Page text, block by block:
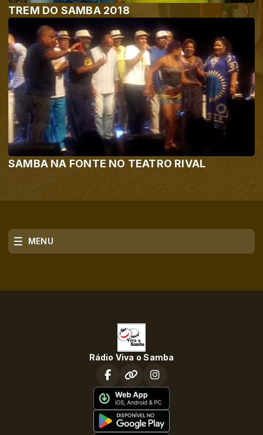
TREM DO SAMBA 2018
SAMBA NA FONTE NO TEATRO RIVAL
MENU
Rádio Viva o Samba